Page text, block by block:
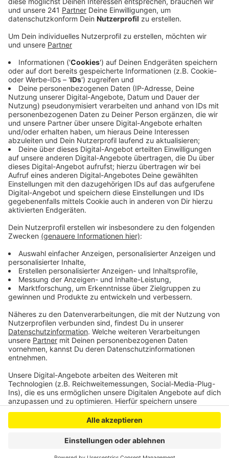
Anzeige
Hintergrund sind brisante Vorgänge bei einem Einsatz
im April gewesen und private Chat-Nachrichten auf
den Handys der Beamten. Diese brisanten
Chatnachrichten haben jetzt einen weiteren Kölner
Polizisten in das Visier der Ermittler gebracht. Wie
Innenminister Reuel am Donnerstagvormittag im
Innenausschuss des Landtags bekannt gegeben hat,
deuteten die gefundenen Text-Nachrichten auf eine
„Affinität zur Gewalt“ hin. Gegen den Mann laufen jetzt
disziplinarrechtliche Ermittlungen.
In den Chat-Nachrichten sollen sich die Polizisten über
mutmaßliche Gewalttaten ausgetauscht haben. Der
Tod eines Mannes im Sommer hatte die Ermittlungen
gegen die Beamten ins Rollen gebracht. Die
Staatsanwaltschaft wirft den Polizisten vor, bei einem
Einsatz übermäßig gewalttätig gegen den Mann
vorgegangen zu sein.
Anzeige